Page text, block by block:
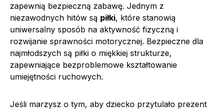
zapewnią bezpieczną zabawę. Jednym z
niezawodnych hitów są piłki, które stanowią
uniwersalny sposób na aktywność fizyczną i
rozwijanie sprawności motorycznej. Bezpieczne dla
najmłodszych są piłki o miękkiej strukturze,
zapewniające bezproblemowe kształtowanie
umiejętności ruchowych.
Jeśli marzysz o tym, aby dziecko przytulało prezent